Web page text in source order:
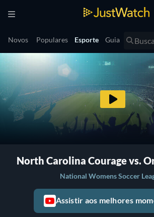
Novos Populares Esporte Guia
North Carolina Courage vs.
National Womens Soccer
Assistir aos melhores